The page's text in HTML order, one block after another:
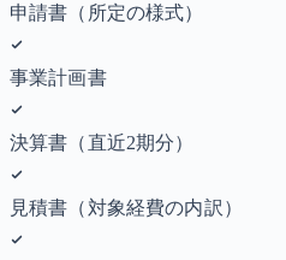
申請書（所定の様式）
事業計画書
決算書（直近2期分）
見積書（対象経費の内訳）